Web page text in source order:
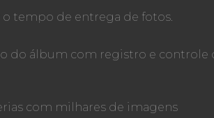
tempo de entrega de fotos.
do álbum com registro e controle
com milhares de imagens